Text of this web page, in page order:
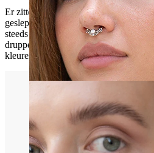
Septum
Er zitten ook vijf stenen aan de ring.
geslepen. De middelste steen is de
steeds kleiner naar het uiteinde toe.
druppelvormige ring. De ring is
kleuren worden geselecteerd.